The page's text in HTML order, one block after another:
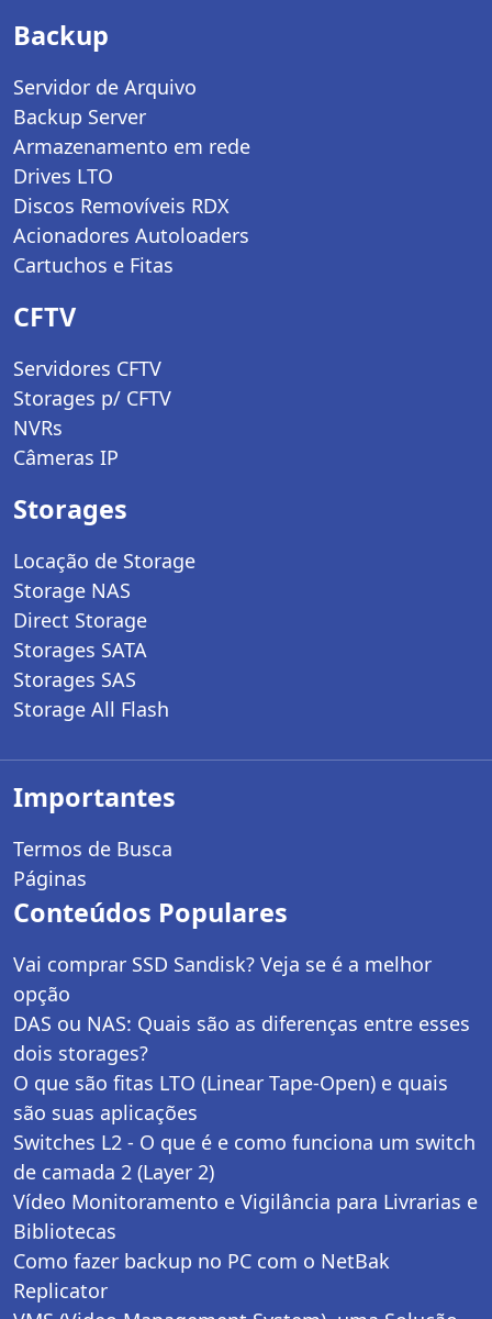
Backup
Servidor de Arquivo
Backup Server
Armazenamento em rede
Drives LTO
Discos Removíveis RDX
Acionadores Autoloaders
Cartuchos e Fitas
CFTV
Servidores CFTV
Storages p/ CFTV
NVRs
Câmeras IP
Storages
Locação de Storage
Storage NAS
Direct Storage
Storages SATA
Storages SAS
Storage All Flash
Importantes
Termos de Busca
Páginas
Conteúdos Populares
Vai comprar SSD Sandisk? Veja se é a melhor
opção
DAS ou NAS: Quais são as diferenças entre esses
dois storages?
O que são fitas LTO (Linear Tape-Open) e quais
são suas aplicações
Switches L2 - O que é e como funciona um switch
de camada 2 (Layer 2)
Vídeo Monitoramento e Vigilância para Livrarias e
Bibliotecas
Como fazer backup no PC com o NetBak
Replicator